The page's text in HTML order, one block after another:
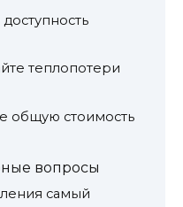
теплопотери
общую стоимость
вопросы
самый